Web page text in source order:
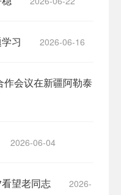
习 2026-06-16
会议在新疆阿勒泰
2026-06-04
望老同志
2026-